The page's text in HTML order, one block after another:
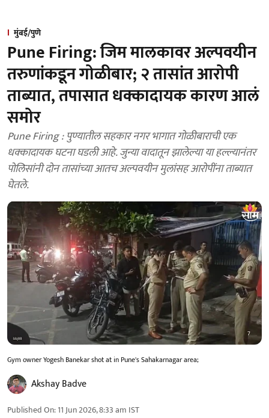
मुंबई/पुणे
Pune Firing: जिम मालकावर अल्पवयीन
तरुणांकडून गोळीबार; २ तासांत आरोपी
ताब्यात, तपासात धक्कादायक कारण आलं
समोर
Pune Firing : पुण्यातील सहकार नगर भागात गोळीबाराची एक
धक्कादायक घटना घडली आहे. जुन्या वादातून झालेल्या या हल्ल्यानंतर
पोलिसांनी दोन तासांच्या आतच अल्पवयीन मुलांसह आरोपींना ताब्यात
घेतले.
Gym owner Yogesh Banekar shot at in Pune's Sahakarnagar area;
Akshay Badve
Published On:11 Jun 2026, 8:33 am IST